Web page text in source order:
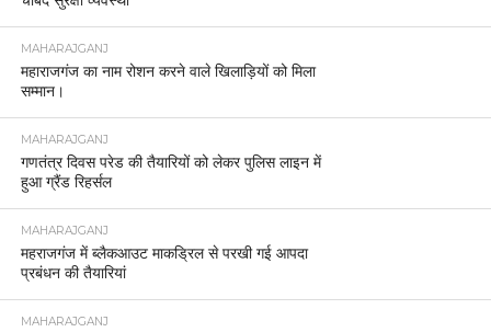
MAHARAJGANJ
महाराजगंज का नाम रोशन करने वाले खिलाड़ियों को मिला
सम्मान।
MAHARAJGANJ
गणतंत्र दिवस परेड की तैयारियों को लेकर पुलिस लाइन में
हुआ ग्रैंड रिहर्सल
MAHARAJGANJ
महराजगंज में ब्लैकआउट माकड्रिल से परखी गई आपदा
प्रबंधन की तैयारियां
MAHARAJGANJ